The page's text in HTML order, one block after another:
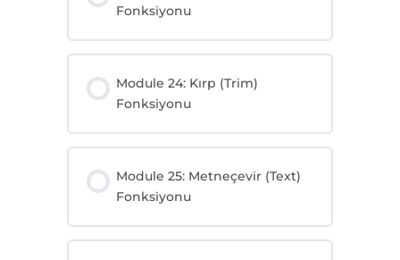
Fonksiyonu
Module 24: Kırp (Trim)
Fonksiyonu
Module 25: Metneçevir (Text)
Fonksiyonu